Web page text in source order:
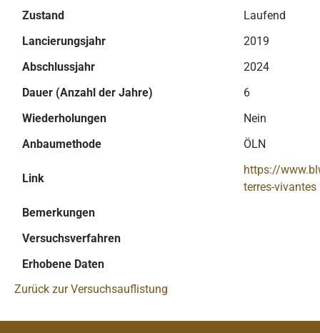
Zustand
Laufend
Lancierungsjahr
2019
Abschlussjahr
2024
Dauer (Anzahl der Jahre)
6
Wiederholungen
Nein
Anbaumethode
ÖLN
Link
https://
terres-vivantes
Bemerkungen
Versuchsverfahren
Erhobene Daten
Zurück zur Versuchsauflistung